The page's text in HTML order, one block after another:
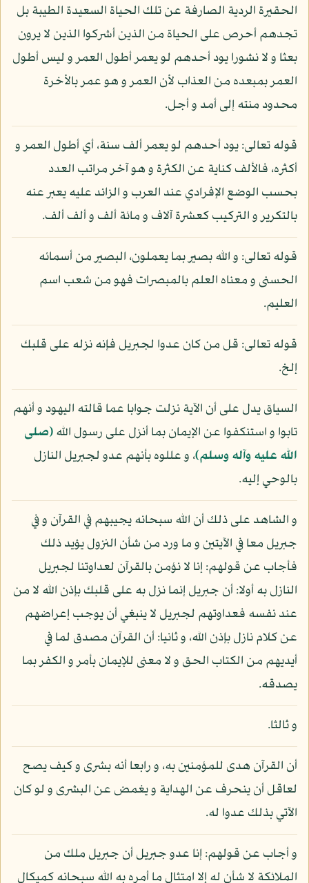
الحقيرة الردية الصارفة عن تلك الحياة السعيدة الطيبة بل
تجدهم أحرص على الحياة من الذين أشركوا الذين لا يرون
بعثا و لا نشورا يود أحدهم لو يعمر أطول العمر و ليس أطول
العمر بمبعده من العذاب لأن العمر و هو عمر بالأخرة
محدود منته إلى أمد و أجل.
قوله تعالى: يود أحدهم لو يعمر ألف سنة، أي أطول العمر و
أكثره، فالألف كناية عن الكثرة و هو آخر مراتب العدد
بحسب الوضع الإفرادي عند العرب و الزائد عليه يعبر عنه
بالتكرير و التركيب كعشرة آلاف و مائة ألف و ألف ألف.
قوله تعالى: و الله بصير بما يعملون، البصير من أسمائه
الحسنى و معناه العلم بالمبصرات فهو من شعب اسم
العليم.
قوله تعالى: قل من كان عدوا لجبريل فإنه نزله على قلبك
إلخ.
السياق يدل على أن الآية نزلت جوابا عما قالته اليهود و أنهم
تابوا و استنكفوا عن الإيمان بما أنزل على رسول الله(صلى
الله عليه وآله وسلم)، و عللوه بأنهم عدو لجبريل النازل
بالوحي إليه.
و الشاهد على ذلك أن الله سبحانه يجيبهم في القرآن و في
جبريل معا في الآيتين و ما ورد من شأن النزول يؤيد ذلك
فأجاب عن قولهم: إنا لا نؤمن بالقرآن لعداوتنا لجبريل
النازل به أولا: أن جبريل إنما نزل به على قلبك بإذن الله لا من
عند نفسه فعداوتهم لجبريل لا ينبغي أن يوجب إعراضهم
عن كلام نازل بإذن الله، و ثانيا: أن القرآن مصدق لما في
أيديهم من الكتاب الحق و لا معنى للإيمان بأمر و الكفر بما
يصدقه.
و ثالثا.
أن القرآن هدى للمؤمنين به، و رابعا أنه بشرى و كيف يصح
لعاقل أن ينحرف عن الهداية و يغمض عن البشرى و لو كان
الآتي بذلك عدوا له.
و أجاب عن قولهم: إنا عدو جبريل أن جبريل ملك من
الملائكة لا شأن له إلا امتثال ما أمره به الله سبحانه كميكال